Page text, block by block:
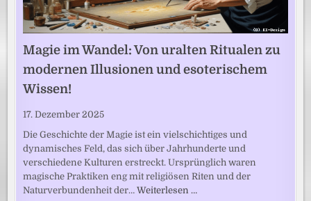
Magie im Wandel: Von uralten Ritualen zu
modernen Illusionen und esoterischem
Wissen!
17. Dezember 2025
Die Geschichte der Magie ist ein vielschichtiges und
dynamisches Feld, das sich über Jahrhunderte und
verschiedene Kulturen erstreckt. Ursprünglich waren
magische Praktiken eng mit religiösen Riten und der
Naturverbundenheit der…Weiterlesen …